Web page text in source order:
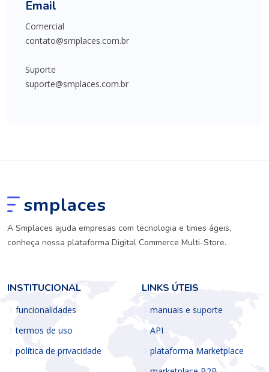
Email
Comercial
contato@smplaces.com.br
Suporte
suporte@smplaces.com.br
smplaces
A Smplaces ajuda empresas com tecnologia e times ágeis,
conheça nossa plataforma Digital Commerce Multi-Store.
INSTITUCIONAL
funcionalidades
termos de uso
política de privacidade
LINKS ÚTEIS
manuais e suporte
API
plataforma Marketplace